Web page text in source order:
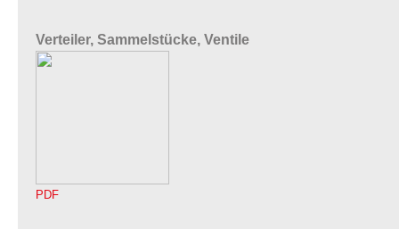
Verteiler, Sammelstücke, Ventile
PDF